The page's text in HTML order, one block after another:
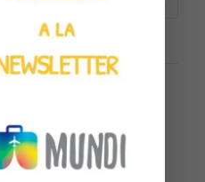
almohade al
Deja un comentario